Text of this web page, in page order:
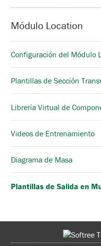
Módulo Location
Configuración del Módulo
Plantillas de Sección
Librería Virtual de
Videos de Entrenamiento
Diagrama de Masa
Plantillas de Salida en